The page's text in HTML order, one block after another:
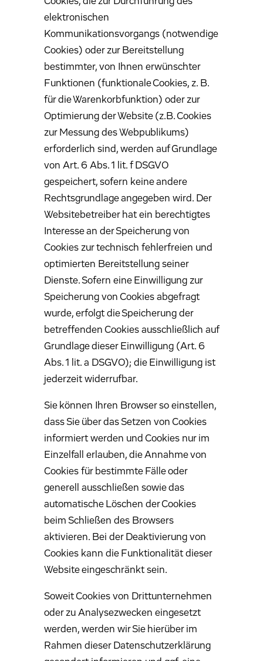
elektronischen
Kommunikationsvorgangs (notwendige
Cookies) oder zur Bereitstellung
bestimmter, von Ihnen erwünschter
Funktionen (funktionale Cookies, z. B.
für die Warenkorbfunktion) oder zur
Optimierung der Website (z.B. Cookies
zur Messung des Webpublikums)
erforderlich sind, werden auf Grundlage
von Art. 6 Abs. 1 lit. f DSGVO
gespeichert, sofern keine andere
Rechtsgrundlage angegeben wird. Der
Websitebetreiber hat ein berechtigtes
Interesse an der Speicherung von
Cookies zur technisch fehlerfreien und
optimierten Bereitstellung seiner
Dienste. Sofern eine Einwilligung zur
Speicherung von Cookies abgefragt
wurde, erfolgt die Speicherung der
betreffenden Cookies ausschließlich auf
Grundlage dieser Einwilligung (Art. 6
Abs. 1 lit. a DSGVO); die Einwilligung ist
jederzeit widerrufbar.
Sie können Ihren Browser so einstellen,
dass Sie über das Setzen von Cookies
informiert werden und Cookies nur im
Einzelfall erlauben, die Annahme von
Cookies für bestimmte Fälle oder
generell ausschließen sowie das
automatische Löschen der Cookies
beim Schließen des Browsers
aktivieren. Bei der Deaktivierung von
Cookies kann die Funktionalität dieser
Website eingeschränkt sein.
Soweit Cookies von Drittunternehmen
oder zu Analysezwecken eingesetzt
werden, werden wir Sie hierüber im
Rahmen dieser Datenschutzerklärung